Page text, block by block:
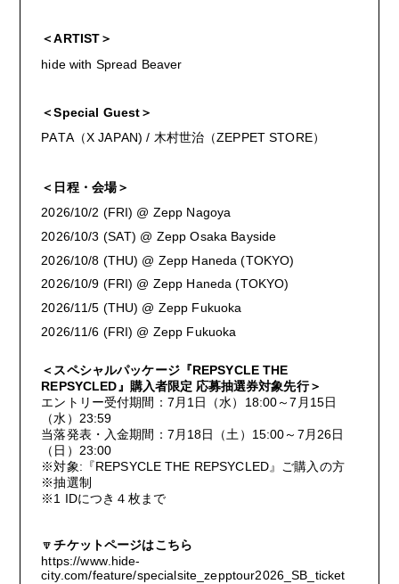
＜ARTIST ＞
hide with Spread Beaver
＜Special Guest ＞
PATA（X JAPAN) / 木村世治（ZEPPET STORE）
＜日程・会場＞
2026/10/2 (FRI) @ Zepp Nagoya
2026/10/3 (SAT) @ Zepp Osaka Bayside
2026/10/8 (THU) @ Zepp Haneda (TOKYO)
2026/10/9 (FRI) @ Zepp Haneda (TOKYO)
2026/11/5 (THU) @ Zepp Fukuoka
2026/11/6 (FRI) @ Zepp Fukuoka
＜ スペシャルパッケージ『REPSYCLE THE
REPSYCLED』購入者限定 応募抽選券対象先行＞
エントリー受付期間： 7 月 1 日（水） 18:00 ～7 月 15 日
（水） 23:59
当落発表・入金期間： 7 月 18 日（土） 15:00 ～ 7 月 26 日
（日） 23:00
※対象: 『 REPSYCLE THE REPSYCLED』ご購入の方
※抽選制
※1 IDにつき４枚まで
🔽チケットページはこちら
https://www.hide-
city.com/feature/specialsite_zepptour2026_SB_ticket